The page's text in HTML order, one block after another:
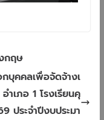
กฤษ
บุคคลเพื่อจัดจ้างเ
เภอ 1 โรงเรียนคุ
ประจำปีงบประมา